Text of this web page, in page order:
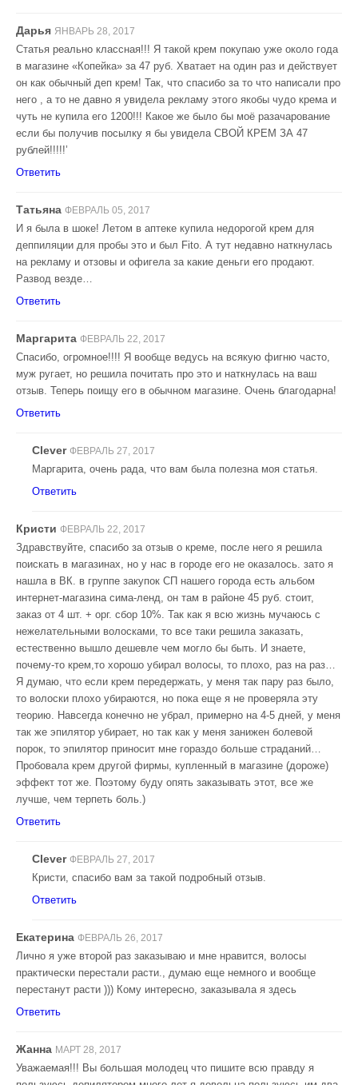
Дарья ЯНВАРЬ 28, 2017
Статья реально классная!!! Я такой крем покупаю уже около года
в магазине «Копейка» за 47 руб. Хватает на один раз и действует
он как обычный деп крем! Так, что спасибо за то что написали про
него , а то не давно я увидела рекламу этого якобы чудо крема и
чуть не купила его 1200!!! Какое же было бы моё разачарование
если бы получив посылку я бы увидела СВОЙ КРЕМ ЗА 47
рублей!!!!!’
Ответить
Татьяна ФЕВРАЛЬ 05, 2017
И я была в шоке! Летом в аптеке купила недорогой крем для
деппиляции для пробы это и был Fito. А тут недавно наткнулась
на рекламу и отзовы и офигела за какие деньги его продают.
Развод везде…
Ответить
Маргарита ФЕВРАЛЬ 22, 2017
Спасибо, огромное!!!! Я вообще ведусь на всякую фигню часто,
муж ругает, но решила почитать про это и наткнулась на ваш
отзыв. Теперь поищу его в обычном магазине. Очень благодарна!
Ответить
Clever ФЕВРАЛЬ 27, 2017
Маргарита, очень рада, что вам была полезна моя статья.
Ответить
Кристи ФЕВРАЛЬ 22, 2017
Здравствуйте, спасибо за отзыв о креме, после него я решила
поискать в магазинах, но у нас в городе его не оказалось. зато я
нашла в ВК. в группе закупок СП нашего города есть альбом
интернет-магазина сима-ленд, он там в районе 45 руб. стоит,
заказ от 4 шт. + орг. сбор 10%. Так как я всю жизнь мучаюсь с
нежелательными волосками, то все таки решила заказать,
естественно вышло дешевле чем могло бы быть. И знаете,
почему-то крем,то хорошо убирал волосы, то плохо, раз на раз…
Я думаю, что если крем передержать, у меня так пару раз было,
то волоски плохо убираются, но пока еще я не проверяла эту
теорию. Навсегда конечно не убрал, примерно на 4-5 дней, у меня
так же эпилятор убирает, но так как у меня занижен болевой
порок, то эпилятор приносит мне гораздо больше страданий…
Пробовала крем другой фирмы, купленный в магазине (дороже)
эффект тот же. Поэтому буду опять заказывать этот, все же
лучше, чем терпеть боль.)
Ответить
Clever ФЕВРАЛЬ 27, 2017
Кристи, спасибо вам за такой подробный отзыв.
Ответить
Екатерина ФЕВРАЛЬ 26, 2017
Лично я уже второй раз заказываю и мне нравится, волосы
практически перестали расти., думаю еще немного и вообще
перестанут расти ))) Кому интересно, заказывала я здесь
Ответить
Жанна МАРТ 28, 2017
Уважаемая!!! Вы большая молодец что пишите всю правду я